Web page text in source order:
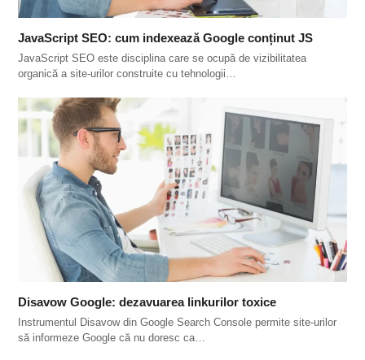
JavaScript SEO: cum indexează Google conținut JS
JavaScript SEO este disciplina care se ocupă de vizibilitatea
organică a site-urilor construite cu tehnologii…
Disavow Google: dezavuarea linkurilor toxice
Instrumentul Disavow din Google Search Console permite site-urilor
să informeze Google că nu doresc ca…